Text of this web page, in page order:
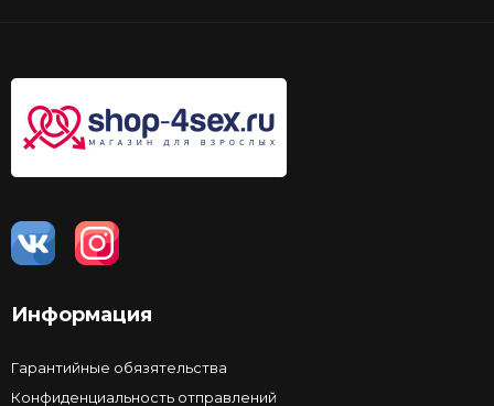
Информация
Гарантийные обязятельства
Конфиденциальность отправлений